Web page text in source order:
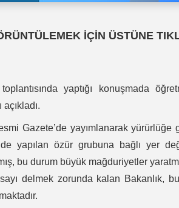
İÇİN ÜSTÜNE
yaptığı konuşmada
Gazete’de yayımlanarak yürürlüğe
yapılan özür grubuna bağlı yer
bu durum büyük mağduriyetler
delmek zorunda kalan Bakanlık,